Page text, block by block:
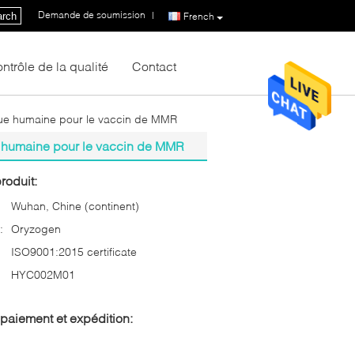
French
Demande de soumission |
de la qualité Contact
humaine pour le vaccin de MMR
pour le vaccin de MMR
Wuhan, Chine (continent)
Oryzogen
ISO9001:2015 certificate
HYC002M01
et expédition: